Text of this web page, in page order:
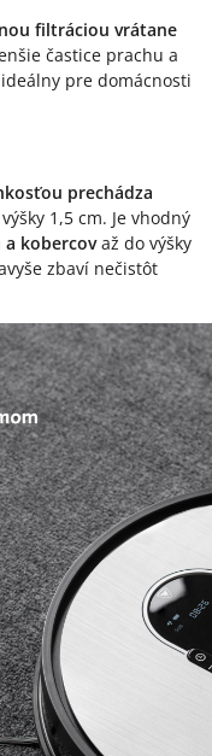
filtráciou vrátane
častice prachu a
pre domácnosti
prechádza
1,5 cm. Je vhodný
kobercovaž do výšky
zbaví nečistôt